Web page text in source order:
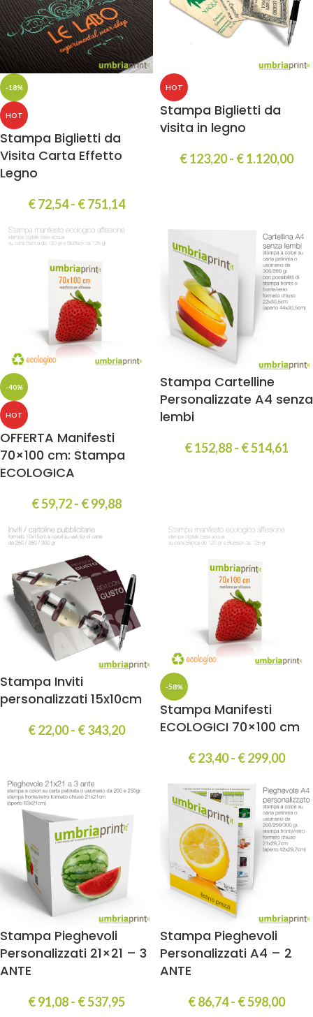
-18%
HOT
Stampa Biglietti da
Visita Carta Effetto
Legno
€72,54- €751,14
HOT
Stampa Biglietti da
visita in legno
€123,20- €1.120,00
-40%
HOT
OFFERTA Manifesti
70×100 cm: Stampa
ECOLOGICA
€59,72- €99,88
Stampa Cartelline
Personalizzate A4 senza
lembi
€152,88- €514,61
Stampa Inviti
personalizzati 15x10cm
€22,00- €343,20
-58%
Stampa Manifesti
ECOLOGICI 70×100 cm
€23,40- €299,00
Stampa Pieghevoli
Personalizzati 21×21 – 3
ANTE
€91,08- €537,95
Stampa Pieghevoli
Personalizzati A4 – 2
ANTE
€86,74- €598,00